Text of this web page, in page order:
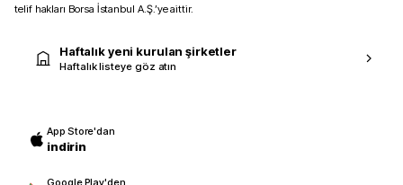
telif hakları Borsa İstanbul A.Ş.’ye aittir.
Haftalık yeni kurulan şirketler
Haftalık listeye göz atın
App Store'dan
indirin
Google Play'den